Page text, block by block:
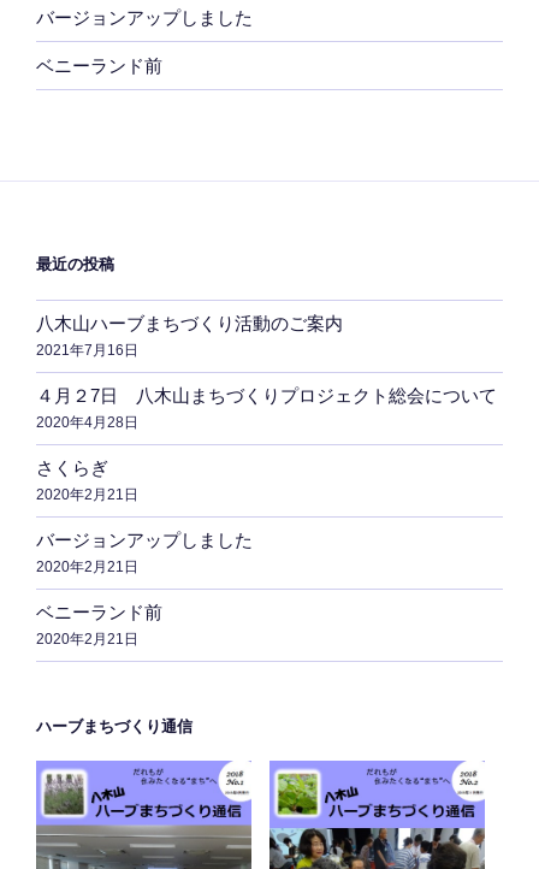
バージョンアップしました
ベニーランド前
最近の投稿
八木山ハーブまちづくり活動のご案内
2021年7月16日
４月２7日 八木山まちづくりプロジェクト総会について
2020年4月28日
さくらぎ
2020年2月21日
バージョンアップしました
2020年2月21日
ベニーランド前
2020年2月21日
ハーブまちづくり通信